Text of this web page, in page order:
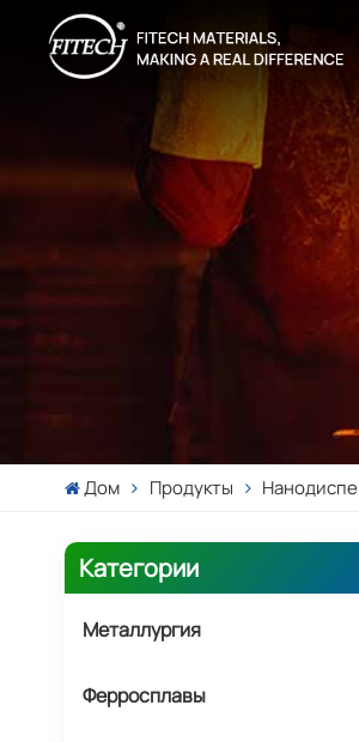
Дом Продукты
Категории
Металлургия
Ферросплавы